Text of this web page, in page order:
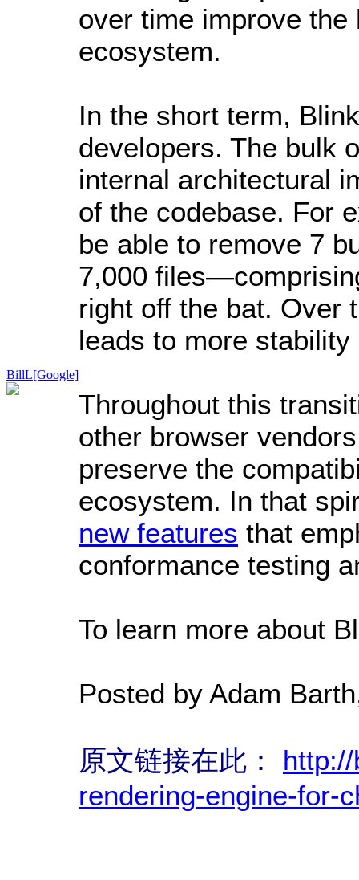
BillL[Google]
over time improve
ecosystem.
In the short term,
developers. The bulk
internal architectural
of the codebase. For
be able to remove 7
7,000
right off the bat. Over
leads to more
Throughout this
other browser
preserve the
ecosystem. In that
new features that
conformance testing
To learn more about
Posted by Adam
原文链接在此：
rendering-engine-for-